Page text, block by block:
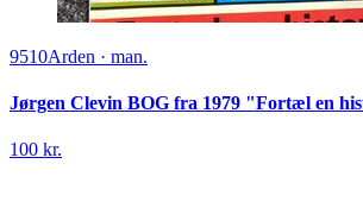
9510Arden · man.
Jørgen Clevin BOG fra 1979 "Fortæl en
100 kr.